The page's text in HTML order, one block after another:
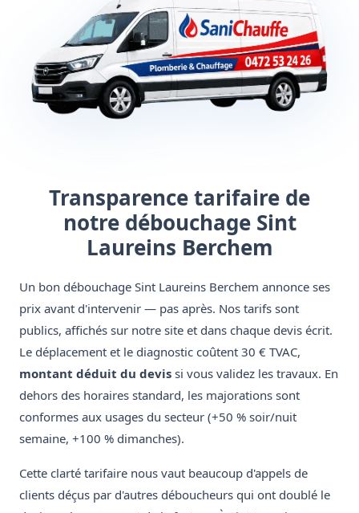
Transparence tarifaire de
notre débouchage Sint
Laureins Berchem
Un bon débouchage Sint Laureins Berchem annonce ses
prix avant d'intervenir — pas après. Nos tarifs sont
publics, affichés sur notre site et dans chaque devis écrit.
Le déplacement et le diagnostic coûtent 30 € TVAC,
montant déduit du devis si vous validez les travaux. En
dehors des horaires standard, les majorations sont
conformes aux usages du secteur (+50 % soir/nuit
semaine, +100 % dimanches).
Cette clarté tarifaire nous vaut beaucoup d'appels de
clients déçus par d'autres déboucheurs qui ont doublé le